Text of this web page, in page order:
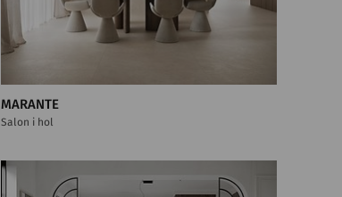
MARANTE
Salon i hol